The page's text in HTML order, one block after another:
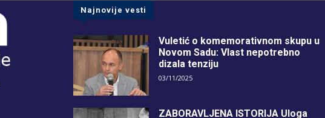
Najnovije vesti
Vuletić o komemorativnom skupu u
Novom Sadu: Vlast nepotrebno
dizala tenziju
03/11/2025
ZABORAVLJENA ISTORIJA Uloga